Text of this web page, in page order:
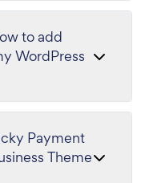
to add
WordPress
Payment
Theme